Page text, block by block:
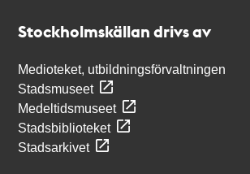
Stockholmskällan drivs av
Medioteket, utbildningsförvaltningen
Stadsmuseet
Medeltidsmuseet
Stadsbiblioteket
Stadsarkivet